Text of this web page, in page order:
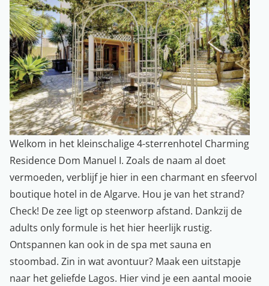
Welkom in het kleinschalige 4-sterrenhotel Charming
Residence Dom Manuel I. Zoals de naam al doet
vermoeden, verblijf je hier in een charmant en sfeervol
boutique hotel in de Algarve. Hou je van het strand?
Check! De zee ligt op steenworp afstand. Dankzij de
adults only formule is het hier heerlijk rustig.
Ontspannen kan ook in de spa met sauna en
stoombad. Zin in wat avontuur? Maak een uitstapje
naar het geliefde Lagos. Hier vind je een aantal mooie